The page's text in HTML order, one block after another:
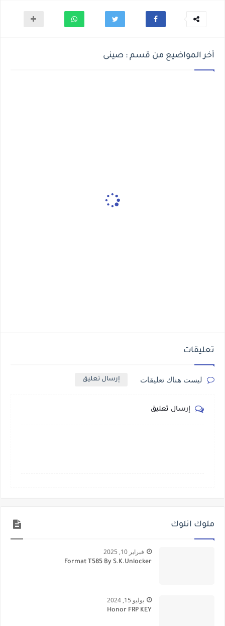
أخر المواضيع من قسم : صينى
تعليقات
ليست هناك تعليقات إرسال تعليق
إرسال تعليق
ملوك انلوك
فبراير 10, 2025
Format T585 By S.K.Unlocker
يوليو 15, 2024
Honor FRP KEY